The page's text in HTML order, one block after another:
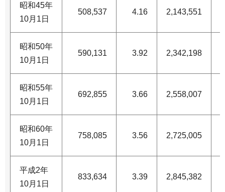
昭和45年
10月1日
508,537 4.16 2,143,551
昭和50年
10月1日
590,131 3.92 2,342,198
昭和55年
10月1日
692,855 3.66 2,558,007
昭和60年
10月1日
758,085 3.56 2,725,005
平成2年
10月1日
833,634 3.39 2,845,382